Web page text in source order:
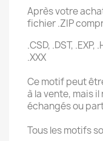
Après votre
fichier .ZIP
.CSD, .DST, .EXP,
.XXX
Ce motif peut
à la vente, mais
échangés ou
Tous les motifs